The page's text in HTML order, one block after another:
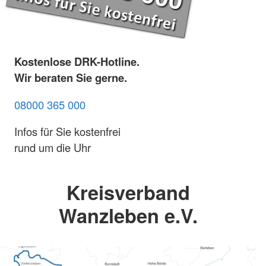
Kostenlose DRK-Hotline.
Wir beraten Sie gerne.
08000 365 000
Infos für Sie kostenfrei
rund um die Uhr
Kreisverband
Wanzleben e.V.